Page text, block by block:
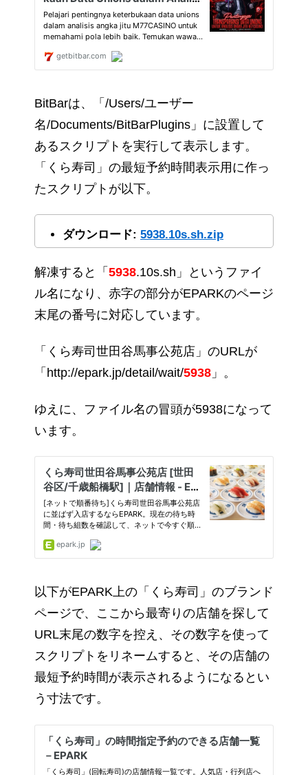
BitBarは、「/Users/ユーザー
名/Documents/BitBarPlugins」に設置して
あるスクリプトを実行して表示します。
「くら寿司」の最短予約時間表示用に作っ
たスクリプトが以下。
ダウンロード: 5938.10s.sh.zip
解凍すると「 5938.10s.sh」というファイ
ル名になり、赤字の部分がEPARKのページ
末尾の番号に対応しています。
「くら寿司世田谷馬事公苑店」のURLが
「http://epark.jp/detail/wait/5938 」。
ゆえに、ファイル名の冒頭が5938になって
います。
以下がEPARK上の「くら寿司」のブランド
ページで、ここから最寄りの店舗を探して
URL末尾の数字を控え、その数字を使って
スクリプトをリネームすると、その店舗の
最短予約時間が表示されるようになるとい
う寸法です。